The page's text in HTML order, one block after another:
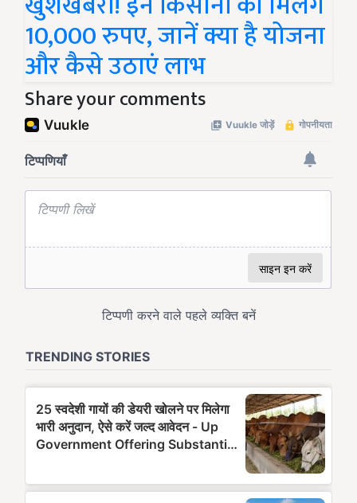
10,000 रुपए, जानें क्या है योजना
और कैसे उठाएं लाभ
Share your comments